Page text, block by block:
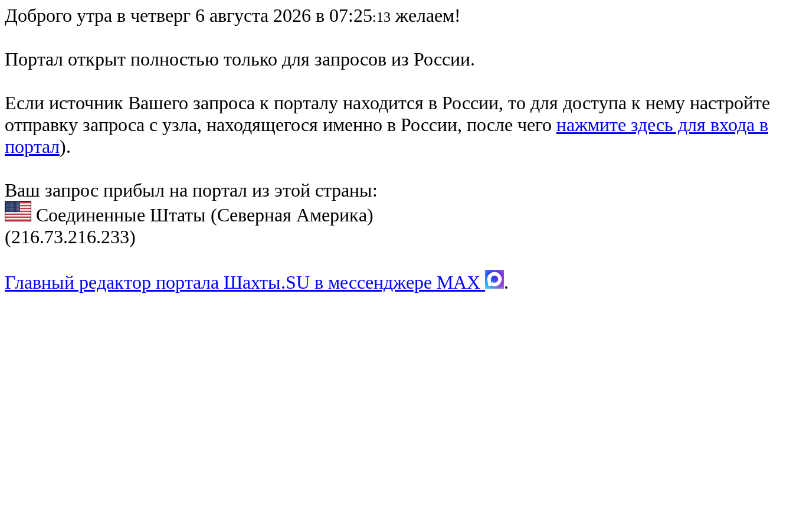
Доброго утра в четверг 6 августа 2026 в 07:25:13 желаем!
Портал открыт полностью только для запросов из России.
Если источник Вашего запроса к порталу находится в России, то для доступа к нему настройте
отправку запроса с узла, находящегося именно в России, после чего нажмите здесь для входа в
портал).
Ваш запрос прибыл на портал из этой страны:
Соединенные Штаты (Северная Америка)
(216.73.216.233)
Главный редактор портала Шахты.SU в мессенджере MAX .